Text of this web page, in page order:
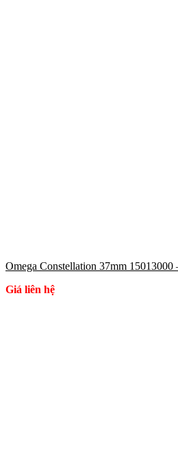
Omega Constellation 37mm 15013000
Giá liên hệ